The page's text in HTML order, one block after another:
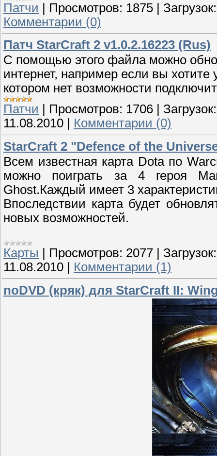
Патчи | Просмотров: 1875 | Загрузок:
Комментарии (0)
Патч StarCraft 2 v1.0.2.16223 (Rus)
С помощью этого файла можно
интернет, например если вы хотите
котором нет возможности
Патчи
Просмотров: 1706
Загрузок:
11.08.2010
Комментарии (0)
StarCraft 2 "Defence of the
Всем известная карта Dota по
можно поиграть за 4 героя
Ghost.Каждый имеет 3
Впоследствии карта будет
новых возможностей.
Карты Просмотров: 2077
Загрузок:
11.08.2010
Комментарии (1)
noDVD (кряк) для StarCraft II: